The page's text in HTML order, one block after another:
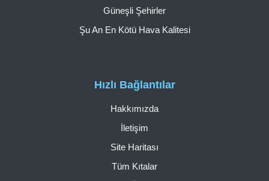
Hızlı Bağlantılar
Hakkımızda
İletişim
Site Haritası
Tüm Kıtalar
Güneşli Şehirler
Şu An En Kötü Hava Kalitesi